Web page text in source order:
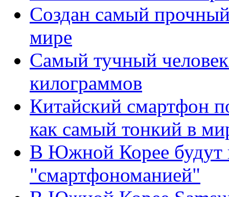
Создан самый
мире
Самый тучный
килограммов
Китайский смартфон
как самый тонкий в
В Южной Корее будут
"смартфономанией"